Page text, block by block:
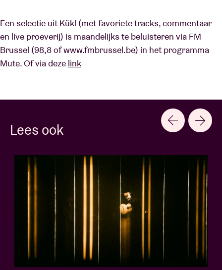
Een selectie uit Kükl (met favoriete tracks, commentaar
en live proeverij) is maandelijks te beluisteren via FM
Brussel (98,8 of www.fmbrussel.be) in het programma
Mute. Of via deze link
Lees ook